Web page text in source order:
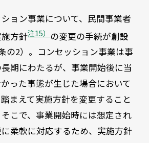
ョン事業について、民間事業者
方針注15） の変更の手続が創設
の2）。コンセッション事業は事
期にわたるが、事業開始後に当
った事態が生じた場合において
まえて実施方針を変更すること
こで、事業開始時には想定され
柔軟に対応するため、実施方針